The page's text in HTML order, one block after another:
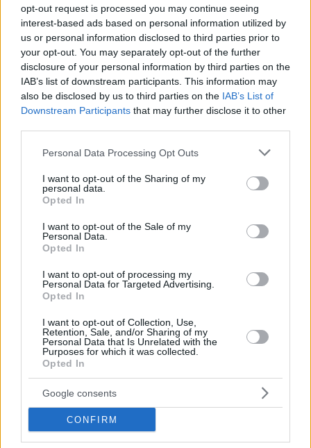
opt-out request is processed you may continue seeing
interest-based ads based on personal information utilized by
us or personal information disclosed to third parties prior to
your opt-out. You may separately opt-out of the further
disclosure of your personal information by third parties on the
IAB’s list of downstream participants. This information may
also be disclosed by us to third parties on the IAB’s List of
Downstream Participants that may further disclose it to other
Please note that this website/app uses one or more Google
not limited to your visit or usage behaviour. You may click to
grant or deny consent to Google and its third-party tags to
use your data for below specified purposes in below Google
consent section.
Personal Data Processing Opt Outs
I want to opt-out of the Sharing of my
personal data.
Opted In
I want to opt-out of the Sale of my
Personal Data.
Opted In
I want to opt-out of processing my
Personal Data for Targeted Advertising.
Opted In
I want to opt-out of Collection, Use,
Retention, Sale, and/or Sharing of my
Personal Data that Is Unrelated with the
Purposes for which it was collected.
Opted In
Google consents
CONFIRM
ΓΡΗΓΟΡΗΣ ΝΙΚΟΛΟΠΟΥΛΟΣ
Μας αφορά: Ψηφιακό Ευρώ
(θετικό) - Chat Control
(επικίνδυνο)
05.08.2026, 06:21